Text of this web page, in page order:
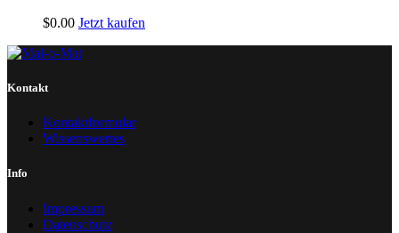
$0.00 Jetzt kaufen
Kontakt
Kontaktformular
Wissenswertes
Info
Impressum
Datenschutz